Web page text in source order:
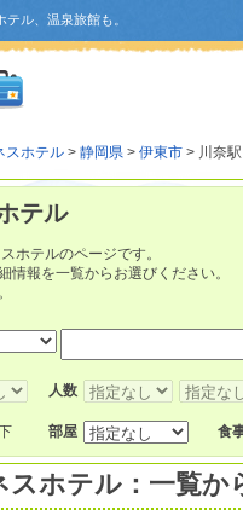
ル、温泉旅館も。
スホテル > 静岡県 > 伊東市 > 川奈駅
テル
ホテルのページです。
情報を一覧からお選びください。
人数
部屋 食
スホテル：一覧か